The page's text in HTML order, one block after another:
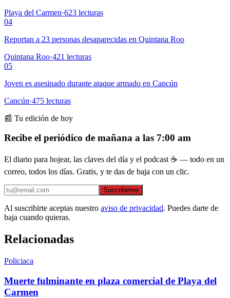
Playa del Carmen·623 lecturas
04
Reportan a 23 personas desaparecidas en Quintana Roo
Quintana Roo·421 lecturas
05
Joven es asesinado durante ataque armado en Cancún
Cancún·475 lecturas
📰 Tu edición de hoy
Recibe el periódico de mañana a las 7:00 am
El diario para hojear, las claves del día y el podcast ☕ — todo en un
correo, todos los días. Gratis, y te das de baja con un clic.
Suscribirme
Al suscribirte aceptas nuestro aviso de privacidad. Puedes darte de
baja cuando quieras.
Relacionadas
Policiaca
Muerte fulminante en plaza comercial de Playa del
Carmen